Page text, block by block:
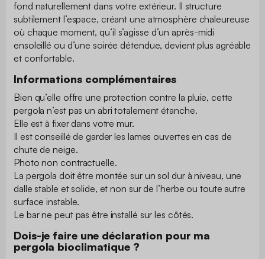
fond naturellement dans votre extérieur. Il structure
subtilement l’espace, créant une atmosphère chaleureuse
où chaque moment, qu’il s’agisse d’un après-midi
ensoleillé ou d’une soirée détendue, devient plus agréable
et confortable.
Informations complémentaires
Bien qu’elle offre une protection contre la pluie, cette
pergola n’est pas un abri totalement étanche.
Elle est à fixer dans votre mur.
Il est conseillé de garder les lames ouvertes en cas de
chute de neige.
Photo non contractuelle.
La pergola doit être montée sur un sol dur à niveau, une
dalle stable et solide, et non sur de l’herbe ou toute autre
surface instable.
Le bar ne peut pas être installé sur les côtés.
Dois-je faire une déclaration pour ma
pergola bioclimatique ?